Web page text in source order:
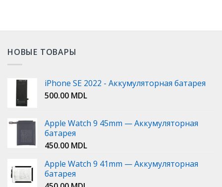
НОВЫЕ ТОВАРЫ
iPhone SE 2022 - Аккумуляторная батарея
500.00 MDL
Apple Watch 9 45mm — Аккумуляторная
батарея
450.00 MDL
Apple Watch 9 41mm — Аккумуляторная
батарея